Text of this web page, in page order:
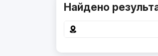
Найдено